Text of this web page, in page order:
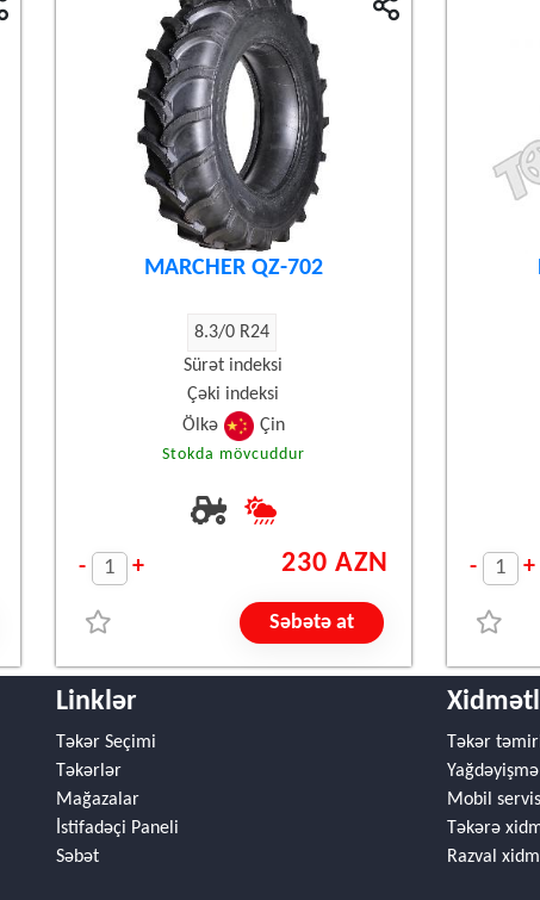
MARCHER QZ-702
8.3/0 R24
Sürət indeksi
Çəki indeksi
Ölkə
Çin
Stokda mövcuddur
- + 230 AZN
Səbətə at
- +
Linklər
Təkər Seçimi
Təkərlər
Mağazalar
İstifadəçi Paneli
Səbət
Təkər
Yağdəyişmə
Mobil servis
Təkərə
Razval